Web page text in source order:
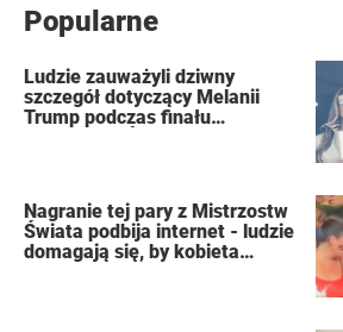
Popularne
Ludzie zauważyli dziwny
szczegół dotyczący Melanii
Trump podczas finału
Nagranie tej pary z Mistrzostw
Świata podbija internet - ludzie
domagają się, by kobieta